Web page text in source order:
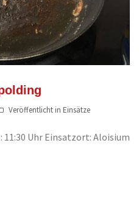
Veröffentlicht in Einsätze
11:30 Uhr Einsatzort: Aloisium